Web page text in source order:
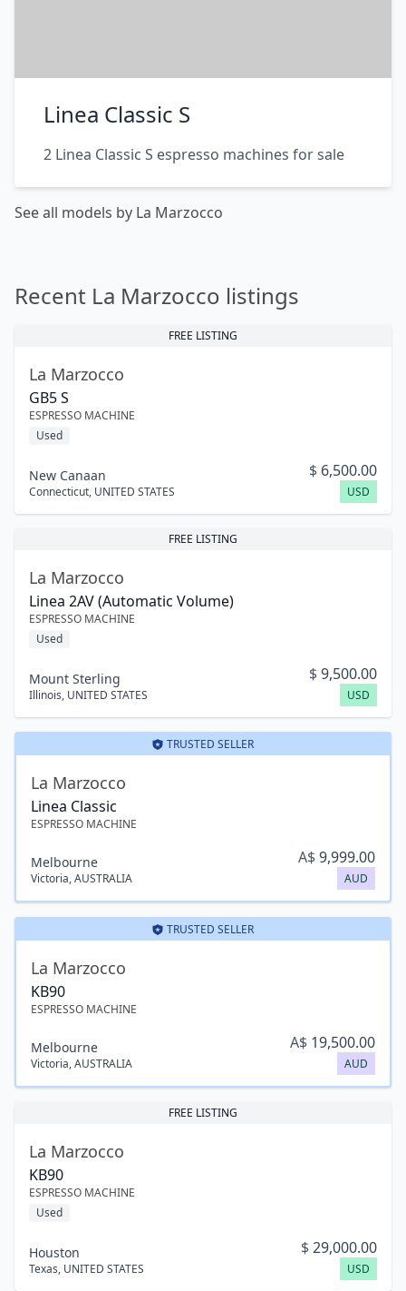
Linea Classic S
2 Linea Classic S espresso machines for sale
See all models by La Marzocco
Recent La Marzocco listings
FREE LISTING
La Marzocco
GB5 S
ESPRESSO MACHINE
Used
New Canaan
Connecticut, UNITED STATES
$ 6,500.00
USD
FREE LISTING
La Marzocco
Linea 2AV (Automatic Volume)
ESPRESSO MACHINE
Used
Mount Sterling
Illinois, UNITED STATES
$9,500.00
USD
TRUSTED SELLER
La Marzocco
Linea Classic
ESPRESSO MACHINE
Melbourne
Victoria,AUSTRALIA
A$9,999.00
AUD
TRUSTED SELLER
La Marzocco
KB90
ESPRESSO MACHINE
Melbourne
Victoria,AUSTRALIA
A$ 19,500.00
AUD
FREE LISTING
La Marzocco
KB90
ESPRESSO MACHINE
Used
Houston
Texas, UNITED STATES
$29,000.00
USD